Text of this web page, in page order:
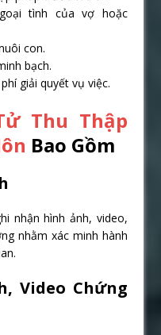
tình của vợ hoặc
con.
bạch.
giải quyết vụ việc.
Thu Thập
Bao Gồm
nhận hình ảnh, video,
nhằm xác minh hành
Video Chứng